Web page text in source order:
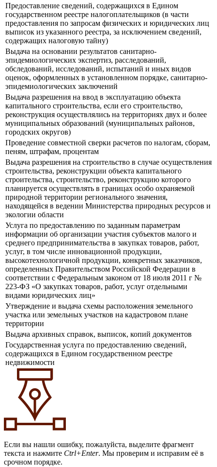
Предоставление сведений, содержащихся в Едином
государственном реестре налогоплательщиков (в части
предоставления по запросам физических и юридических лиц
выписок из указанного реестра, за исключением сведений,
содержащих налоговую тайну)
Выдача на основании результатов санитарно-
эпидемиологических экспертиз, расследований,
обследований, исследований, испытаний и иных видов
оценок, оформленных в установленном порядке, санитарно-
эпидемиологических заключений
Выдача разрешения на ввод в эксплуатацию объекта
капитального строительства, если его строительство,
реконструкция осуществлялись на территориях двух и более
муниципальных образований (муниципальных районов,
городских округов)
Проведение совместной сверки расчетов по налогам, сборам,
пеням, штрафам, процентам
Выдача разрешения на строительство в случае осуществления
строительства, реконструкции объекта капитального
строительства, строительство, реконструкцию которого
планируется осуществлять в границах особо охраняемой
природной территории регионального значения,
находящейся в ведении Министерства природных ресурсов и
экологии области
Услуга по предоставлению по заданным параметрам
информации об организации участия субъектов малого и
среднего предпринимательства в закупках товаров, работ,
услуг, в том числе инновационной продукции,
высокотехнологичной продукции, конкретных заказчиков,
определенных Правительством Российской Федерации в
соответствии с Федеральным законом от 18 июля 2011 г №
223-ФЗ «О закупках товаров, работ, услуг отдельными
видами юридических лиц»
Утверждение и выдача схемы расположения земельного
участка или земельных участков на кадастровом плане
территории
Выдача архивных справок, выписок, копий документов
Государственная услуга по предоставлению сведений,
содержащихся в Едином государственном реестре
недвижимости
Если вы нашли ошибку, пожалуйста, выделите фрагмент
текста и нажмите Ctrl+Enter. Мы проверим и исправим её в
срочном порядке.